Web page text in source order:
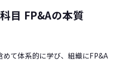
目 FP&Aの本質
めて体系的に学び、組織にFP&A